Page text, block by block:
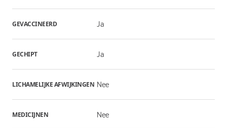
GEVACCINEERD Ja
GECHIPT Ja
LICHAMELIJKE AFWIJKINGEN Nee
MEDICIJNEN Nee